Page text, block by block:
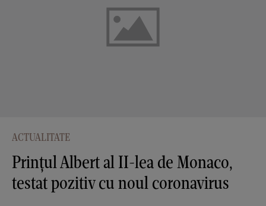
ACTUALITATE
Prințul Albert al II-lea de Monaco,
testat pozitiv cu noul coronavirus